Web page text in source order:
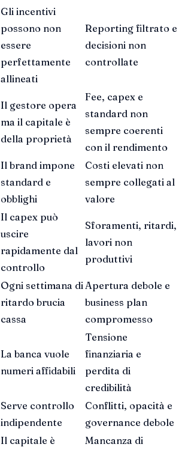
Gli incentivi
possono non
essere
perfettamente
allineati
Reporting filtrato e
decisioni non
controllate
Il gestore opera
ma il capitale è
della proprietà
Fee, capex e
standard non
sempre coerenti
con il rendimento
Il brand impone
standard e
obblighi
Costi elevati non
sempre collegati al
valore
Il capex può
uscire
rapidamente dal
controllo
Sforamenti, ritardi,
lavori non
produttivi
Ogni settimana di
ritardo brucia
cassa
Apertura debole e
business plan
compromesso
La banca vuole
numeri affidabili
Tensione
finanziaria e
perdita di
credibilità
Serve controllo
indipendente
Conflitti, opacità e
governance debole
Il capitale è
Mancanza di